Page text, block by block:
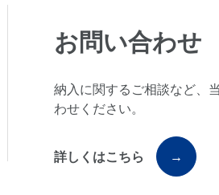
お問い合わせ
納入に関するご相談など、
わせください。
詳しくはこちら →